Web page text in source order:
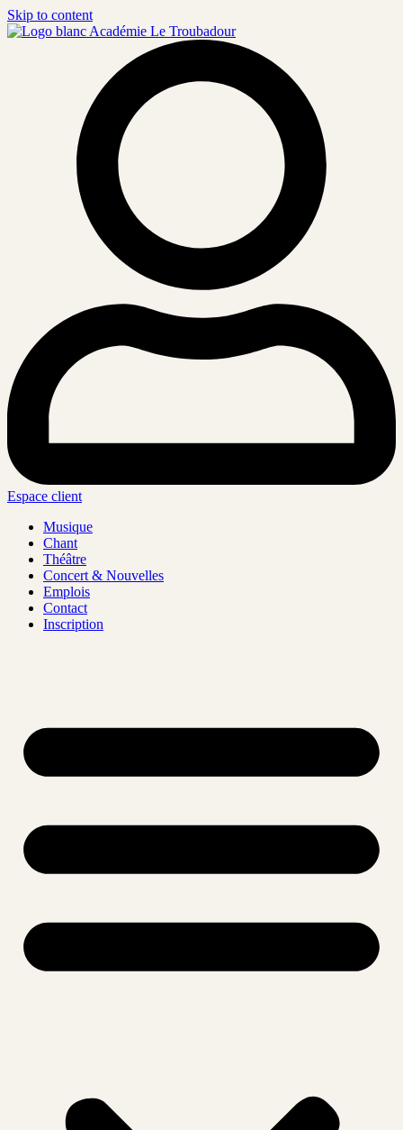
Skip to content
Espace client
Musique
Chant
Théâtre
Concert & Nouvelles
Emplois
Contact
Inscription